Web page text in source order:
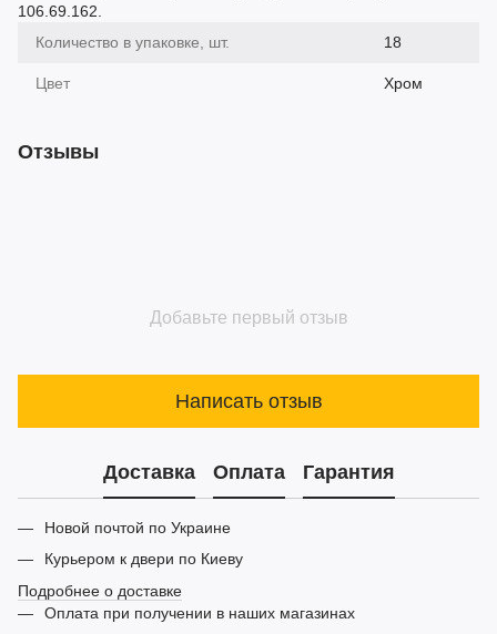
106.69.162.
Количество в упаковке, шт.
18
Цвет Хром
Отзывы
Добавьте первый отзыв
Написать отзыв
Доставка Оплата Гарантия
Новой почтой по Украине
Курьером к двери по Киеву
Подробнее о доставке
Оплата при получении в наших магазинах